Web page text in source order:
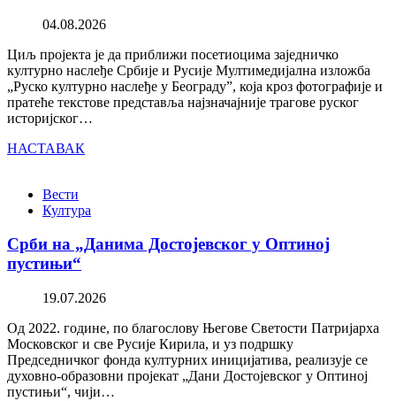
04.08.2026
Циљ пројекта је да приближи посетиоцима заједничко
културно наслеђе Србије и Русије Мултимедијална изложба
„Руско културно наслеђе у Београду”, која кроз фотографије и
пратеће текстове представља најзначајније трагове руског
историјског…
НАСТАВАК
Вести
Култура
Срби на „Данима Достојевског у Оптиној
пустињи“
19.07.2026
Од 2022. године, по благослову Његове Светости Патријарха
Московског и све Русије Кирила, и уз подршку
Председничког фонда културних иницијатива, реализује се
духовно-образовни пројекат „Дани Достојевског у Оптиној
пустињи“, чији…